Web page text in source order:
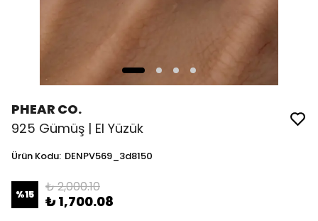
PHEAR CO.
925 Gümüş | El Yüzük
Ürün Kodu: DENPV569_3d8150
%15 ₺ 2,000.10
₺ 1,700.08